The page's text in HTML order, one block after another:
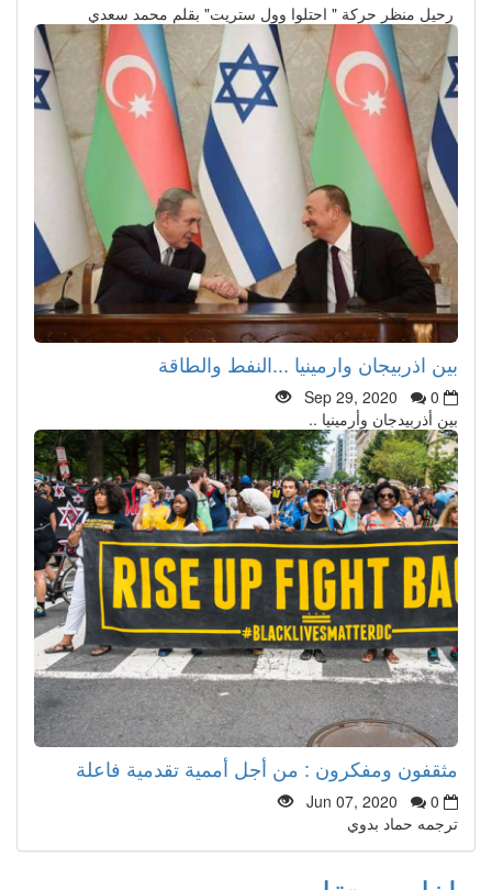
رحيل منظر حركة " احتلوا وول ستريت" بقلم محمد سعدي
بين اذربيجان وارمينيا ...النفط والطاقة
Sep 29, 2020
0
بين أذربيدجان وأرمينيا ..
مثقفون ومفكرون : من أجل أممية تقدمية فاعلة
Jun 07, 2020
0
ترجمه حماد بدوي